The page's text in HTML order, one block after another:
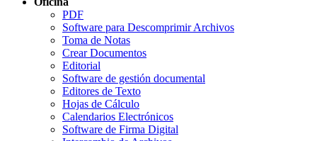
PDF
Software para Descomprimir Archivos
Toma de Notas
Crear Documentos
Editorial
Software de gestión documental
Editores de Texto
Hojas de Cálculo
Calendarios Electrónicos
Software de Firma Digital